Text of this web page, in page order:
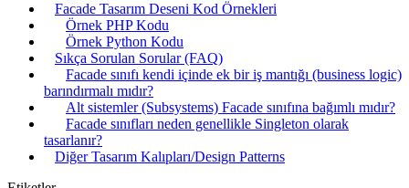
Facade Tasarım Deseni Kod Örnekleri
Örnek PHP Kodu
Örnek Python Kodu
Sıkça Sorulan Sorular (FAQ)
Facade sınıfı kendi içinde ek bir iş mantığı (business logic)
barındırmalı mıdır?
Alt sistemler (Subsystems) Facade sınıfına bağımlı mıdır?
Facade sınıfları neden genellikle Singleton olarak
tasarlanır?
Diğer Tasarım Kalıpları/Design Patterns